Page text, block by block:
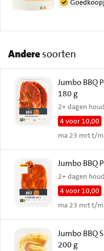
Anderesoorten
Jumbo BBQ
180 g
2+ dagen
4 voor 10,00
ma 23 mrt t/m
Jumbo BBQ
2+ dagen
4 voor 10,00
ma 23 mrt t/m
Jumbo BBQ
200 g